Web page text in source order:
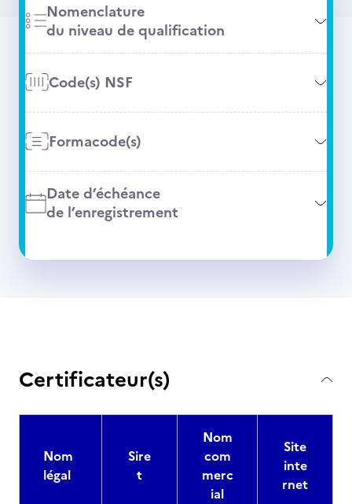
Nomenclature
du niveau de qualification
Code(s) NSF
Formacode(s)
Date d’échéance
de l’enregistrement
Certificateur(s)
Nom
légal
Sire
t
Nom
com
merc
ial
Site
inte
rnet